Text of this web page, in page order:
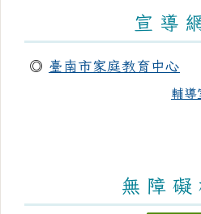
宣 導
◎ 臺南市家庭教育中心
輔導
無 障 礙